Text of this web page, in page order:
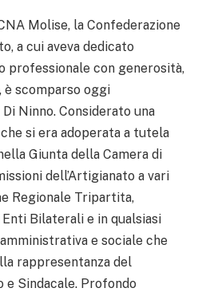
Molise, la Confederazione
a cui aveva dedicato
professionale con generosità,
è scomparso oggi
Ninno. Considerato una
si era adoperata a tutela
Giunta della Camera di
dell’Artigianato a vari
Regionale Tripartita,
Enti Bilaterali e in qualsiasi
e sociale che
rappresentanza del
e Sindacale. Profondo